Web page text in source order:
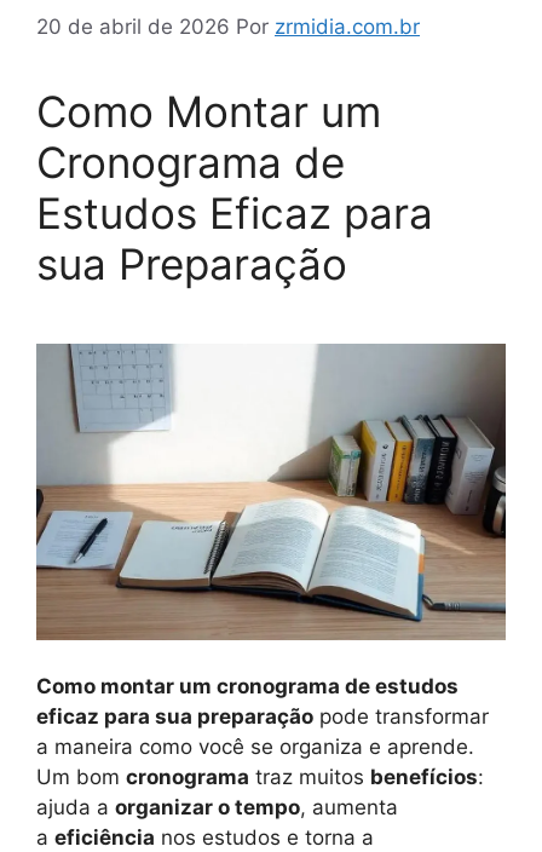
20 de abril de 2026 Por zrmidia.com.br
Como Montar um
Cronograma de
Estudos Eficaz para
sua Preparação
Como montar um cronograma de estudos
eficaz para sua preparação pode transformar
a maneira como você se organiza e aprende.
Um bom cronograma traz muitos benefícios:
ajuda a organizar o tempo, aumenta
a eficiência nos estudos e torna a